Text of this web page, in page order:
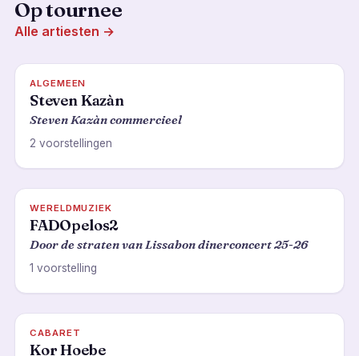
Op tournee
Alle artiesten →
ALGEMEEN
Steven Kazàn
Steven Kazàn commercieel
2 voorstellingen
WERELDMUZIEK
FADOpelos2
Door de straten van Lissabon dinerconcert 25-26
1 voorstelling
CABARET
Kor Hoebe